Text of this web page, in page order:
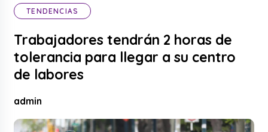
TENDENCIAS
Trabajadores tendrán 2 horas de
tolerancia para llegar a su centro
de labores
admin